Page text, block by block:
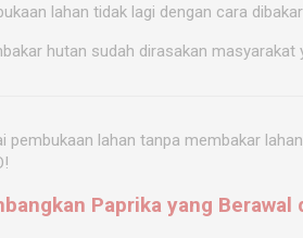
lahan tidak lagi dengan cara dibakar
hutan sudah dirasakan
pembukaan lahan tanpa membakar
Paprika yang Berawal